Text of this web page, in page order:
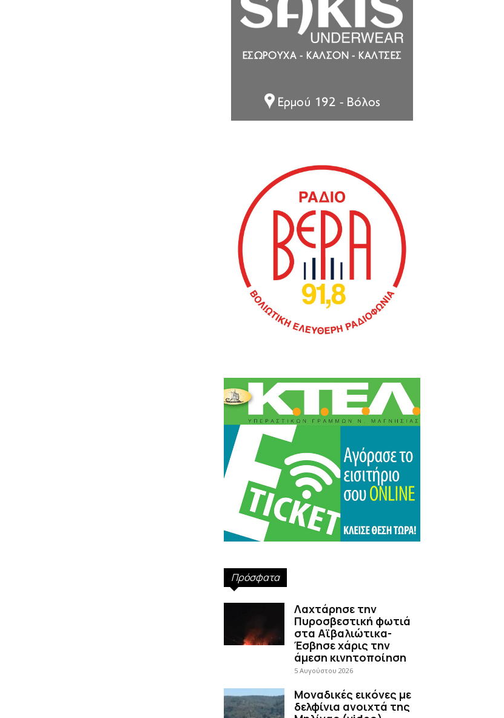
Πρόσφατα
Λαχτάρησε την
Πυροσβεστική φωτιά
στα Αϊβαλιώτικα-
Έσβησε χάρις την
άμεση κινητοποίηση
5 Αυγούστου 2026
Μοναδικές εικόνες με
δελφίνια ανοιχτά της